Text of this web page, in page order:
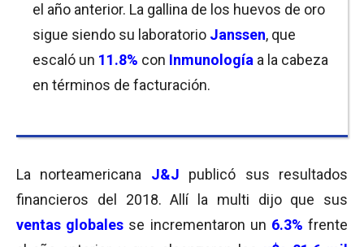
el año anterior. La gallina de los huevos de oro
sigue siendo su laboratorio Janssen, que
escaló un 11.8% con Inmunología a la cabeza
en términos de facturación.
La norteamericana J&J publicó sus resultados
financieros del 2018. Allí la multi dijo que sus
ventas globales se incrementaron un 6.3% frente